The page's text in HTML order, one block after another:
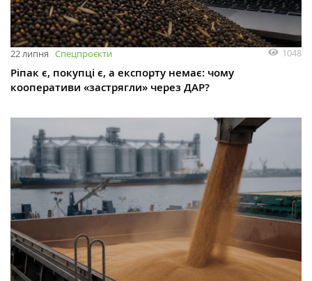
22 липня Спецпроєкти 1048
Ріпак є, покупці є, а експорту немає: чому
кооперативи «застрягли» через ДАР?